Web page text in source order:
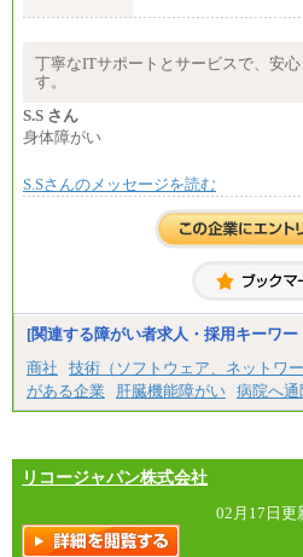
大学院卒 月給264,000
※試用期間中も給与に
中途：
丁寧なITサポートとサービスで、安
す。
S.S さん
身体障がい
S.Sさんのメッセージを読む
[関連する障がい者求人・採用キーワー
商社
技術（ソフトウェア、ネットワ
がある企業
肝臓機能障がい 病院へ通
リコージャパン株式会社
02月17日